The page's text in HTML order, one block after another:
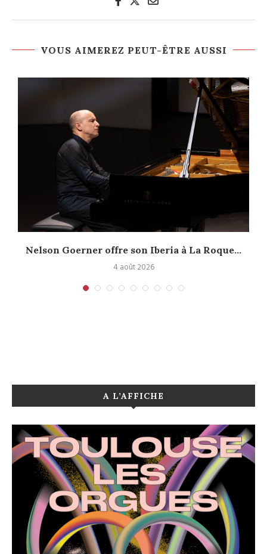
VOUS AIMEREZ PEUT-ÊTRE AUSSI
Nelson Goerner offre son Iberia à La Roque...
4 août 2026
A L’AFFICHE